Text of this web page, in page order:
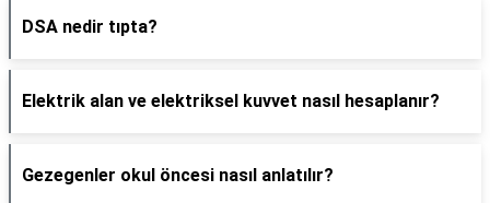
DSA nedir tıpta?
Elektrik alan ve elektriksel kuvvet nasıl hesaplanır?
Gezegenler okul öncesi nasıl anlatılır?